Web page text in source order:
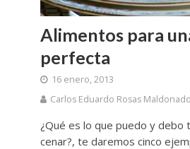
Alimentos para
perfecta
16 enero, 2013
Carlos Eduardo Rosas Maldonado
¿Qué es lo que puedo y debo
cenar?, te daremos cinco